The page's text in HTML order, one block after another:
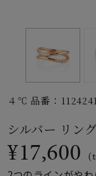
誕生石
ファッションテイ
ト
４℃ 品番：
シルバー リング
¥17,600